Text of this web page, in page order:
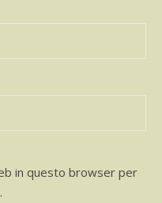
in questo browser per